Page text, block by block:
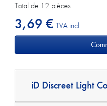
Total de 12 pièces
3,69 € TVA incl.
iD Discreet Light